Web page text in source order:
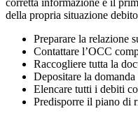
corretta informazione è il
della propria situazione
Preparare la relazione
Contattare l’OCC
Raccogliere tutta la
Depositare la
Elencare tutti i debiti
Predisporre il piano di